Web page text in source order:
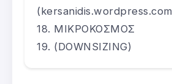
ΜΙΚΡΟΚΟΣΜΟΣ
(DOWNSIZING)